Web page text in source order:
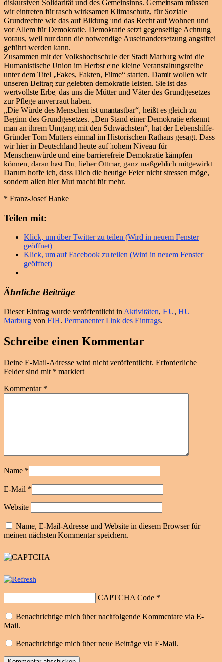
diskursiven Solidarität und des Gemeinsinns. Gemeinsam müssen
wir eintreten für rasch wirksamen Klimaschutz, für Soziale
Grundrechte wie das auf Bildung und das Recht auf Wohnen und
vor Allem für Demokratie. Demokratie setzt gegenseitige Achtung
voraus, weil nur dann die notwendige Auseinandersetzung angstfrei
geführt werden kann.
Zusammen mit der Volkshochschule der Stadt Marburg wird die
Humanistische Union im Herbst eine kleine Veranstaltungsreihe
unter dem Titel „Fakes, Fakten, Filme“ starten. Damit wollen wir
unseren Beitrag zur gelebten demokratie leisten. Sie ist das
wertvollste Erbe, das uns die Mütter und Väter des Grundgesetzes
zur Pflege anvertraut haben.
„Die Würde des Menschen ist unantastbar“, heißt es gleich zu
Beginn des Grundgesetzes. „Den Stand einer Demokratie erkennt
man an ihrem Umgang mit den Schwächsten“, hat der Lebenshilfe-
Gründer Tom Mutters einmal im Historischen Rathaus gesagt. Dass
wir hier in Deutschland heute auf hohem Niveau für
Menschenwürde und eine barrierefreie Demokratie kämpfen
können, daran hast Du, lieber Ottmar, ganz maßgeblich mitgewirkt.
Darum hoffe ich, dass Dich die heutige Feier nicht stressen möge,
sondern allen hier Mut macht für mehr.
* Franz-Josef Hanke
Teilen mit:
Klick, um über Twitter zu teilen (Wird in neuem Fenster
geöffnet)
Klick, um auf Facebook zu teilen (Wird in neuem Fenster
geöffnet)
Ähnliche Beiträge
Dieser Eintrag wurde veröffentlicht in Aktivitäten, HU, HU
Marburg von FJH. Permanenter Link des Eintrags.
Schreibe einen Kommentar
Deine E-Mail-Adresse wird nicht veröffentlicht. Erforderliche
Felder sind mit * markiert
Kommentar *
Name *
E-Mail *
Website
Name, E-Mail-Adresse und Website in diesem Browser für
meinen nächsten Kommentar speichern.
CAPTCHA Code *
Benachrichtige mich über nachfolgende Kommentare via E-
Mail.
Benachrichtige mich über neue Beiträge via E-Mail.